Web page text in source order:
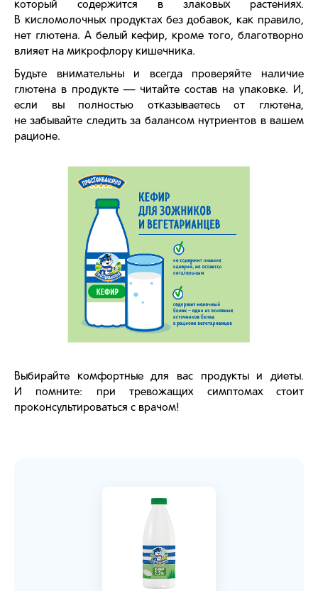
который содержится в злаковых растениях.
В кисломолочных продуктах без добавок, как правило,
нет глютена. А белый кефир, кроме того, благотворно
влияет на микрофлору кишечника.
Будьте внимательны и всегда проверяйте наличие
глютена в продукте — читайте состав на упаковке. И,
если вы полностью отказываетесь от глютена,
не забывайте следить за балансом нутриентов в вашем
рационе.
Выбирайте комфортные для вас продукты и диеты.
И помните: при тревожащих симптомах стоит
проконсультироваться с врачом!